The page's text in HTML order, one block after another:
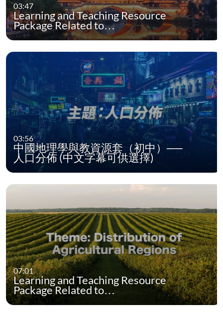
03:47
Learning and Teaching Resource
Package Related to…
03:56
中國地理學與教資源套（初中）──
人口分佈 (中文字幕可供選擇)
07:01
Learning and Teaching Resource
Package Related to…